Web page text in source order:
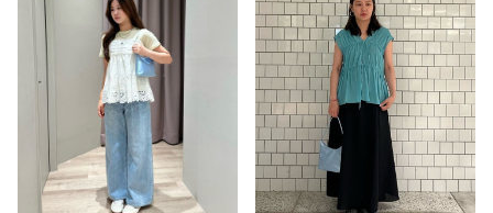
輕
tenera緞面單肩包